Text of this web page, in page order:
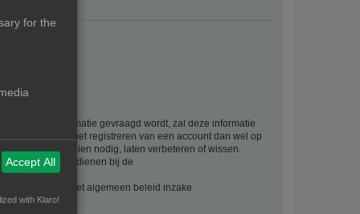
informatie gevraagd wordt, zal deze informatie
gevolg van het registreren van een account dan wel op
U kan deze, indien nodig, laten verbeteren of wissen.
kan u klacht indienen bij de
vindt u in het algemeen beleid inzake
for the
Accept All
with Klaro!